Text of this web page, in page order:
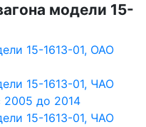
модели 15-
15-1613-01, ОАО
15-1613-01, ЧАО
до 2014
15-1613-01, ЧАО